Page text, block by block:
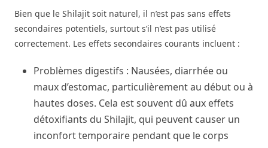
Bien que le Shilajit soit naturel, il n’est pas sans effets
secondaires potentiels, surtout s’il n’est pas utilisé
correctement. Les effets secondaires courants incluent :
Problèmes digestifs : Nausées, diarrhée ou
maux d’estomac, particulièrement au début ou à
hautes doses. Cela est souvent dû aux effets
détoxifiants du Shilajit, qui peuvent causer un
inconfort temporaire pendant que le corps